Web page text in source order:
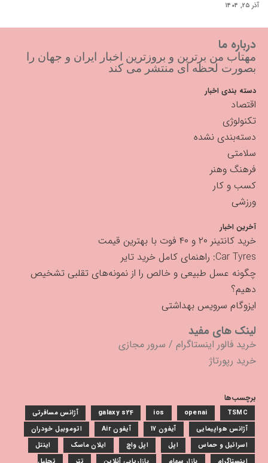
آذر ۲۵, ۱۴۰۴
درباره ما
مهتاب من برترین و بروزترین اخبار ایران و جهان را
بصورت لحظه ای منتشر می کند
دسته بندی اخبار
اقتصاد
تکنولوژی
دسته‌بندی نشده
سلامتی
فرهنگ وهنر
کسب و کار
ورزشی
آخرین اخبار
خرید کانتینر ۲۰ و ۴۰ فوت با بهترین قیمت
Car Tyres: راهنمای کامل خرید تایر
چگونه عسل طبیعی و خالص را از نمونه‌های تقلبی تشخیص
دهیم؟
ایزوگام سرویس بهداشتی
لینک های مفید
خرید فالور اینستاگرام / سرور مجازی
خرید رپورتاژ
برچسب‌ها
galaxy s24 ios openai TSMC
آژانس مسافرتی
آژانس هواپیمایی
آیفون 17 آیفون Air
اتوموبیل خودران
اسرائیل و حماس
اپل اپل واچ ایلان ماسک
اینتل